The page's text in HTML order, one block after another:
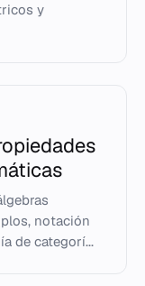
y
notación
de categorí...